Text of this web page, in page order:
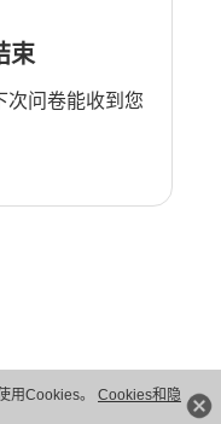
用Cookies。 Cookies和隐
束
次问卷能收到您
切权利。粤A2-20044005号